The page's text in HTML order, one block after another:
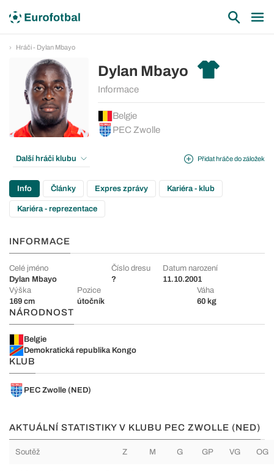
Hráči - Dylan Mbayo
Dylan Mbayo
Informace
Belgie
PEC Zwolle
Přidat hráče do záložek
Další hráči klubu
Info Články Expres zprávy Kariéra - klub
Kariéra - reprezentace
INFORMACE
Celé jméno
Dylan Mbayo
Číslo dresu
?
Datum narození
11.10.2001
Výška
169 cm
Pozice
útočník
Váha
60 kg
NÁRODNOST
Belgie
Demokratická republika Kongo
KLUB
PEC Zwolle (NED)
AKTUÁLNÍ STATISTIKY V KLUBU PEC ZWOLLE (NED)
Soutěž Z M G GP VG OG